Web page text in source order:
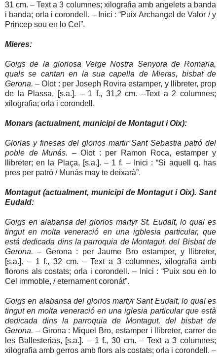
31 cm. – Text a 3 columnes; xilografia amb angelets a banda
i banda; orla i corondell. – Inici : “Puix Archangel de Valor / y
Princep sou en lo Cel”.
Mieres:
Goigs de la gloriosa Verge Nostra Senyora de Romaria,
quals se cantan en la sua capella de Mieras, bisbat de
Gerona. – Olot : per Joseph Rovira estamper, y llibreter, prop
de la Plassa, [s.a.]. – 1 f., 31,2 cm. –Text a 2 columnes;
xilografia; orla i corondell.
Monars (actualment, municipi de Montagut i Oix):
Glorias y finesas del glorios martir Sant Sebastia patró del
poble de Munás. – Olot : per Ramon Roca, estamper y
llibreter; en la Plaça, [s.a.]. – 1 f. – Inici : “Si aquell q. has
pres per patró / Munás may te deixarà”.
Montagut (actualment, municipi de Montagut i Oix). Sant
Eudald:
Goigs en alabansa del glorios martyr St. Eudalt, lo qual es
tingut en molta veneració en una igblesia particular, que
está dedicada dins la parroquia de Montagut, del Bisbat de
Gerona.– Gerona : per Jaume Bro estamper, y llibreter,
[s.a.]. – 1 f., 32 cm. – Text a 3 columnes, xilografia amb
florons als costats; orla i corondell. – Inici : “Puix sou en lo
Cel immoble, / eternament coronát”.
Goigs en alabansa del glorios martyr Sant Eudalt, lo qual es
tingut en molta veneració en una iglesia particular que està
dedicada dins la parroquia de Montagut, del bisbat de
Gerona. –Girona : Miquel Bro, estamper i llibreter, carrer de
les Ballesterias, [s.a.]. – 1 f., 30 cm. – Text a 3 columnes;
xilografia amb gerros amb flors als costats; orla i corondell. –